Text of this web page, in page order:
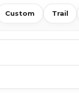
Custom Trail